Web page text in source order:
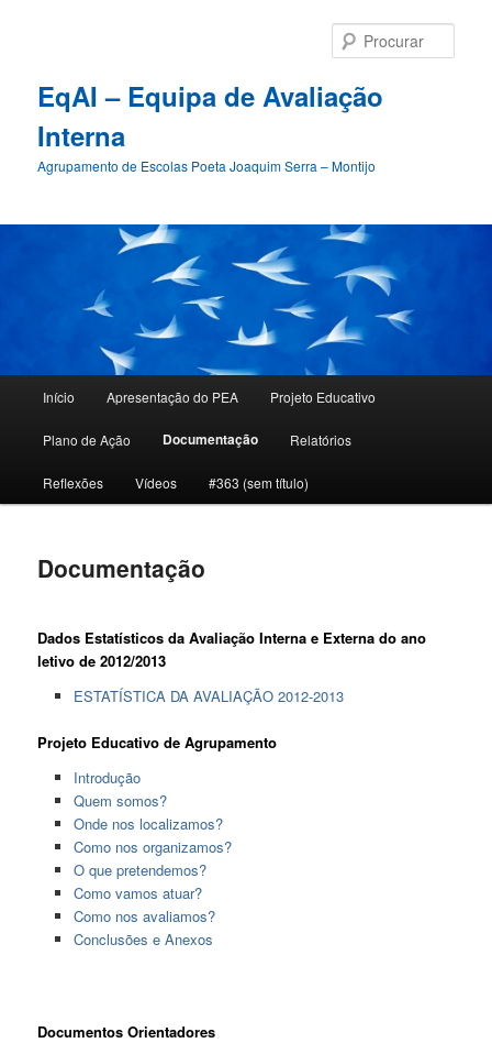
EqAI – Equipa de Avaliação
Interna
Agrupamento de Escolas Poeta Joaquim Serra – Montijo
Saltar
para
o
Início Apresentação do PEA Projeto Educativo
Plano de Ação Documentação Relatórios
Reflexões Vídeos #363 (sem título)
Documentação
Dados Estatísticos da Avaliação Interna e Externa do ano
letivo de 2012/2013
ESTATÍSTICA DA AVALIAÇÃO 2012-2013
Projeto Educativo de Agrupamento
Introdução
Quem somos?
Onde nos localizamos?
Como nos organizamos?
O que pretendemos?
Como vamos atuar?
Como nos avaliamos?
Conclusões e Anexos
Documentos Orientadores